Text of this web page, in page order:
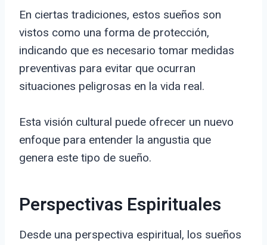
En ciertas tradiciones, estos sueños son
vistos como una forma de protección,
indicando que es necesario tomar medidas
preventivas para evitar que ocurran
situaciones peligrosas en la vida real.
Esta visión cultural puede ofrecer un nuevo
enfoque para entender la angustia que
genera este tipo de sueño.
Perspectivas Espirituales
Desde una perspectiva espiritual, los sueños